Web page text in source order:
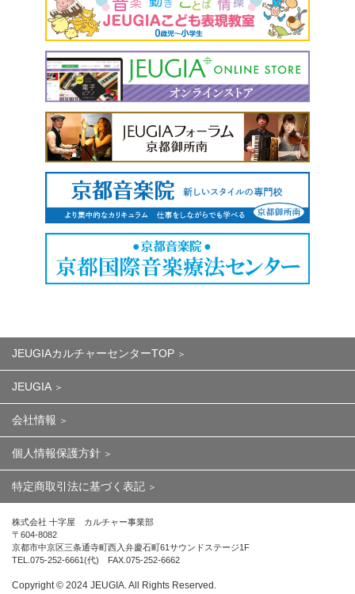
JEUGIAカルチャーセンターTOP
JEUGIA
会社情報
個人情報保護方針
特定商取引法に基づく表記
株式会社 十字屋 カルチャー事業部
〒604-8082
京都市中京区三条通寺町西入弁慶石町61サウンドステージ1F
TEL.075-252-6661(代) FAX.075-252-6662
Copyright ©︎ 2024 JEUGIA. All Rights Reserved.